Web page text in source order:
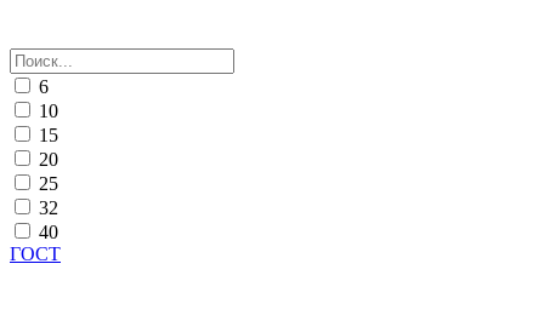
6
10
15
20
25
32
40
ГОСТ